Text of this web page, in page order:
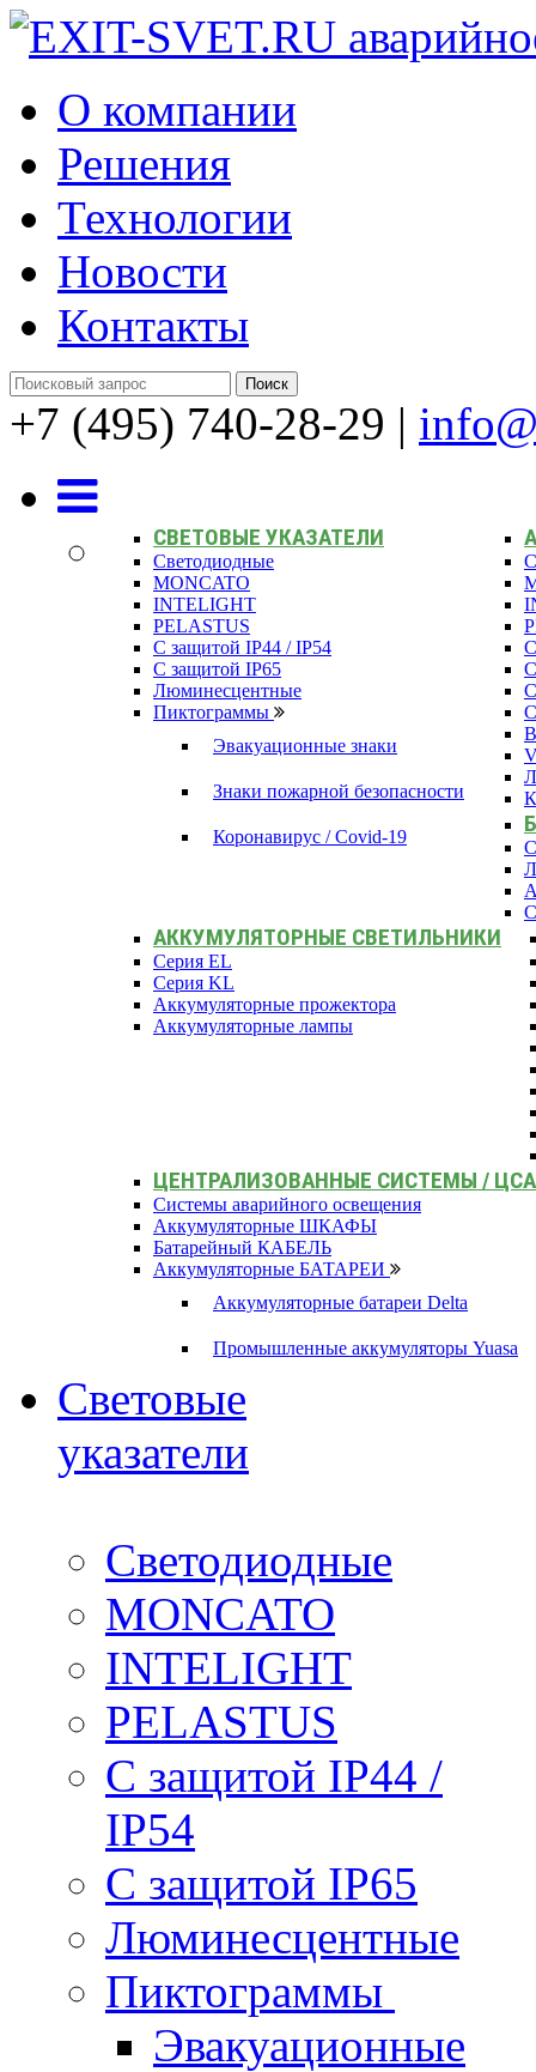
О компании
Решения
Технологии
Новости
Контакты
+7 (495) 740-28-29 |
СВЕТОВЫЕ УКАЗАТЕЛИ
Светодиодные
MONCATO
INTELIGHT
PELASTUS
С защитой IP44 / IP54
С защитой IP65
Люминесцентные
Пиктограммы
Эвакуационные знаки
Знаки пожарной безопасности
Коронавирус / Covid-19
АККУМУЛЯТОРНЫЕ СВЕТИЛЬНИКИ
Серия EL
Серия KL
Аккумуляторные прожектора
Аккумуляторные лампы
ЦЕНТРАЛИЗОВАННЫЕ СИСТЕМЫ /
Системы аварийного освещения
Аккумуляторные ШКАФЫ
Батарейный КАБЕЛЬ
Аккумуляторные БАТАРЕИ
Аккумуляторные батареи Delta
Промышленные аккумуляторы Yuasa
Световые
указатели
Светодиодные
MONCATO
INTELIGHT
PELASTUS
С защитой IP44 /
IP54
С защитой IP65
Люминесцентные
Пиктограммы
Эвакуационные